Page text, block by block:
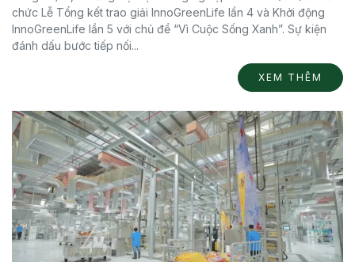
chức Lễ Tổng kết trao giải InnoGreenLife lần 4 và Khởi động
InnoGreenLife lần 5 với chủ đề “Vì Cuộc Sống Xanh”. Sự kiện
đánh dấu bước tiếp nối...
XEM THÊM